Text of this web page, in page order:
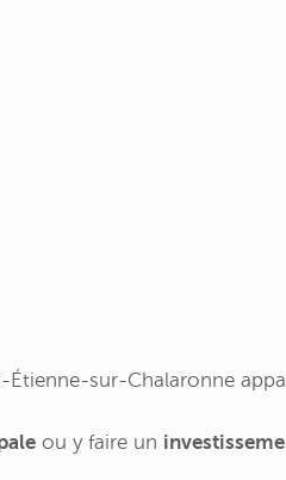
Étienne-sur-Chalaronne
ou y faire un